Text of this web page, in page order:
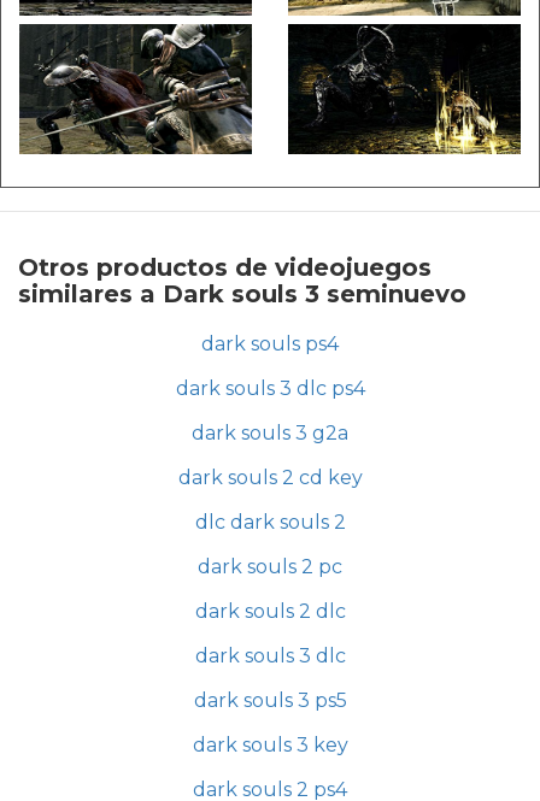
Otros productos de videojuegos
similares a Dark souls 3 seminuevo
dark souls ps4
dark souls 3 dlc ps4
dark souls 3 g2a
dark souls 2 cd key
dlc dark souls 2
dark souls 2 pc
dark souls 2 dlc
dark souls 3 dlc
dark souls 3 ps5
dark souls 3 key
dark souls 2 ps4